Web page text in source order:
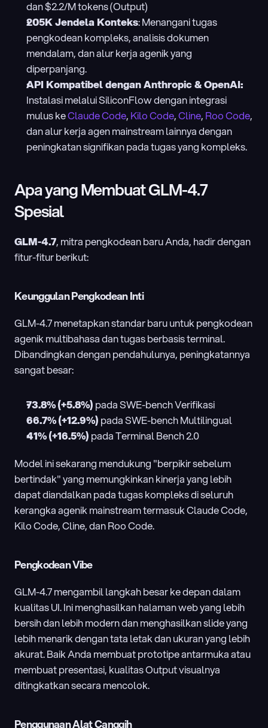
dan $2.2/M tokens (Output)
205K Jendela Konteks: Menangani tugas
pengkodean kompleks, analisis dokumen
mendalam, dan alur kerja agenik yang
diperpanjang.
API Kompatibel dengan Anthropic & OpenAI:
Instalasi melalui SiliconFlow dengan integrasi
mulus ke Claude Code, Kilo Code, Cline, Roo Code,
dan alur kerja agen mainstream lainnya dengan
peningkatan signifikan pada tugas yang kompleks.
Apa yang Membuat GLM-4.7
Spesial
GLM-4.7, mitra pengkodean baru Anda, hadir dengan
fitur-fitur berikut:
Keunggulan Pengkodean Inti
GLM-4.7 menetapkan standar baru untuk pengkodean
agenik multibahasa dan tugas berbasis terminal.
Dibandingkan dengan pendahulunya, peningkatannya
sangat besar:
73.8% (+5.8%) pada SWE-bench Verifikasi
66.7% (+12.9%) pada SWE-bench Multilingual
41% (+16.5%) pada Terminal Bench 2.0
Model ini sekarang mendukung "berpikir sebelum
bertindak" yang memungkinkan kinerja yang lebih
dapat diandalkan pada tugas kompleks di seluruh
kerangka agenik mainstream termasuk Claude Code,
Kilo Code, Cline, dan Roo Code.
Pengkodean Vibe
GLM-4.7 mengambil langkah besar ke depan dalam
kualitas UI. Ini menghasilkan halaman web yang lebih
bersih dan lebih modern dan menghasilkan slide yang
lebih menarik dengan tata letak dan ukuran yang lebih
akurat. Baik Anda membuat prototipe antarmuka atau
membuat presentasi, kualitas Output visualnya
ditingkatkan secara mencolok.
Penggunaan Alat Canggih